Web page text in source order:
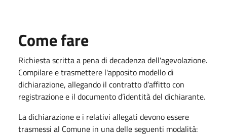
Come fare
Richiesta scritta a pena di decadenza dell'agevolazione.
Compilare e trasmettere l'apposito modello di
dichiarazione, allegando il contratto d’affitto con
registrazione e il documento d’identità del dichiarante.
La dichiarazione e i relativi allegati devono essere
trasmessi al Comune in una delle seguenti modalità: